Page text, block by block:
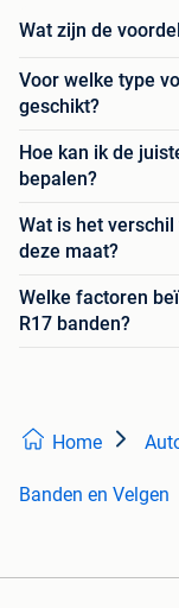
Wat zijn de
Voor welke type
geschikt?
Hoe kan ik de
bepalen?
Wat is het
deze maat?
Welke factoren
R17 banden?
Home
Banden en Velgen